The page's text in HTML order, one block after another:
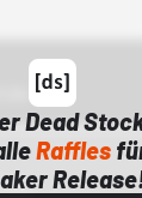
Dead
Raffles
Uhr